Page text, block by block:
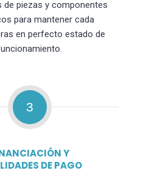
de piezas y componentes
para mantener cada
en perfecto estado de
3
Y
DE PAGO